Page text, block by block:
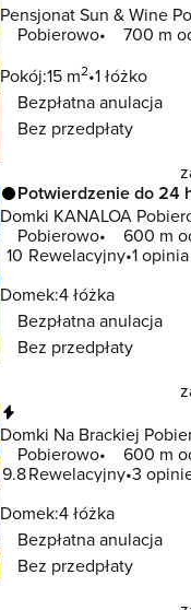
Pensjonat Sun & Wine
Pobierowo
700 m
Pokój:15 m2 1 łóżko
Bezpłatna anulacja
Bez przedpłaty
Potwierdzenie do 24
Domki KANALOA
Pobierowo
600 m
10 Rewelacyjny 1 opinia
Domek:4 łóżka
Bezpłatna anulacja
Bez przedpłaty
Domki Na Brackiej
Pobierowo
600 m
9.8Rewelacyjny 3
Domek:4 łóżka
Bezpłatna anulacja
Bez przedpłaty